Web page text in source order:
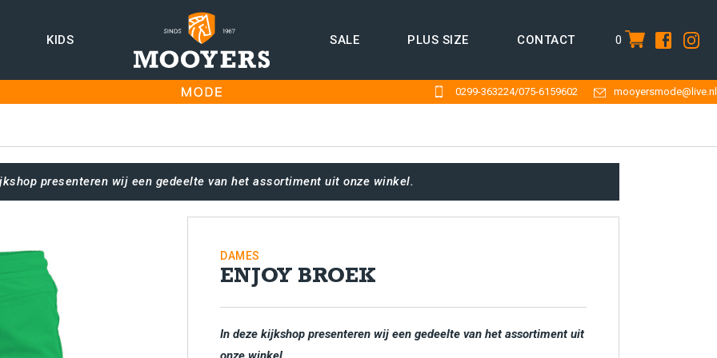
0 item
KIDS SALE PLUS SIZE CONTACT
0299-363224/075-6159602 mooyersmode@live.nl
presenteren wij een gedeelte van het assortiment uit onze winkel.
DAMES
ENJOY BROEK
In deze kijkshop presenteren wij een gedeelte van het assortiment uit